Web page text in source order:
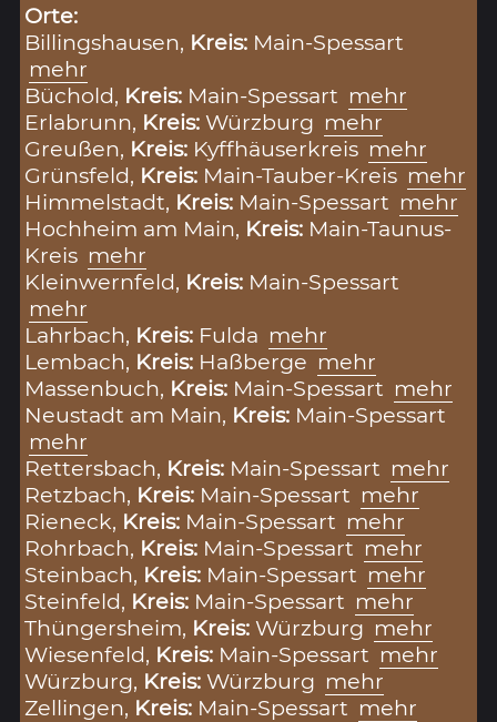
Orte:
Billingshausen, Kreis: Main-Spessart
mehr
Büchold, Kreis: Main-Spessart mehr
Erlabrunn, Kreis:Würzburg mehr
Greußen, Kreis: Kyffhäuserkreis mehr
Grünsfeld, Kreis: Main-Tauber-Kreis mehr
Himmelstadt, Kreis: Main-Spessart mehr
Hochheim am Main, Kreis: Main-Taunus-
Kreis mehr
Kleinwernfeld, Kreis: Main-Spessart
mehr
Lahrbach, Kreis: Fulda mehr
Lembach, Kreis: Haßberge mehr
Massenbuch, Kreis: Main-Spessart mehr
Neustadt am Main, Kreis: Main-Spessart
mehr
Rettersbach, Kreis: Main-Spessart mehr
Retzbach, Kreis: Main-Spessart mehr
Rieneck, Kreis: Main-Spessart mehr
Rohrbach, Kreis: Main-Spessart mehr
Steinbach, Kreis: Main-Spessart mehr
Steinfeld, Kreis: Main-Spessart mehr
Thüngersheim, Kreis:Würzburg mehr
Wiesenfeld, Kreis: Main-Spessart mehr
Würzburg, Kreis:Würzburg mehr
Zellingen, Kreis: Main-Spessart mehr